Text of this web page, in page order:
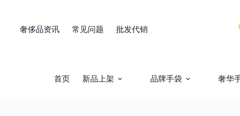
奢侈品资讯
常见问题 批发代销
首页 新品上架 品牌手袋 奢华